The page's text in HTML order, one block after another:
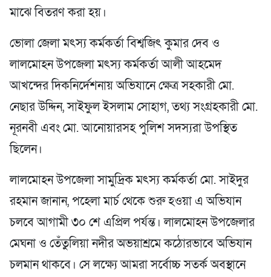
মাঝে বিতরণ করা হয়।
ভোলা জেলা মৎস্য কর্মকর্তা বিশ্বজিৎ কুমার দেব ও
লালমোহন উপজেলা মৎস্য কর্মকর্তা আলী আহমেদ
আখন্দের দিকনির্দেশনায় অভিযানে ক্ষেত্র সহকারী মো.
নেছার উদ্দিন, সাইফুল ইসলাম সোহাগ, তথ্য সংগ্রহকারী মো.
নূরনবী এবং মো. আনোয়ারসহ পুলিশ সদস্যরা উপস্থিত
ছিলেন।
লালমোহন উপজেলা সামুদ্রিক মৎস্য কর্মকর্তা মো. সাইদুর
রহমান জানান, পহেলা মার্চ থেকে শুরু হওয়া এ অভিযান
চলবে আগামী ৩০ শে এপ্রিল পর্যন্ত। লালমোহন উপজেলার
মেঘনা ও তেঁতুলিয়া নদীর অভয়াশ্রমে কঠোরভাবে অভিযান
চলমান থাকবে। সে লক্ষ্যে আমরা সর্বোচ্চ সতর্ক অবস্থানে